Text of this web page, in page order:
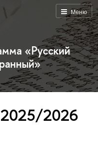
Меню
«Русский
2026